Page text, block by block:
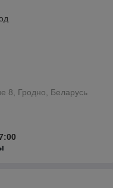
8, Гродно, Беларусь